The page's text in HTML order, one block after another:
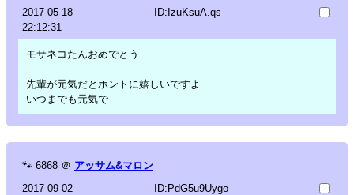
2017-05-18
22:12:31
ID:IzuKsuA.qs
モサネコたんおめでとう
先輩が元気だとホントに嬉しいですよ
いつまでも元気で
🐾 6868 ＠ アッサム&マロン
2017-09-02
ID:PdG5u9Uygo